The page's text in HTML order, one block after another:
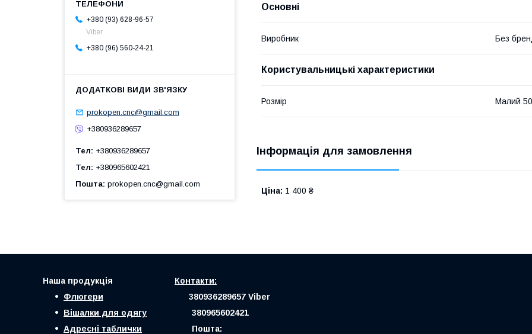
Основні
Виробник Без
Користувальницькі характеристики
Розмір Малий
Інформація для замовлення
Ціна: 1 400 ₴
+380 (93) 628-96-57
Viber
+380 (96) 560-24-21
prokopen.cnc@gmail.com
+380936289657
Тел
+380936289657
Тел
+380965602421
Пошта prokopen.cnc@gmail.com
Наша продукція
Контакти:
Флюгери 380936289657 Viber
Вішалки для одягу 380965602421
Адресні таблички
Пошта: